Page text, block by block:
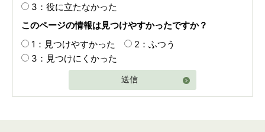
3：役に立たなかった
このページの情報は見つけやすかったですか？
1：見つけやすかった
2：ふつう
3：見つけにくかった
送信